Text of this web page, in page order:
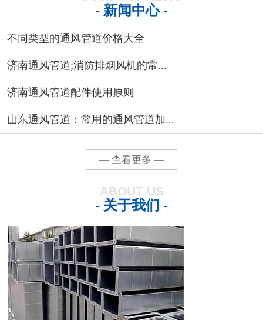
- 新闻中心 -
不同类型的通风管道价格大全
济南通风管道;消防排烟风机的常...
济南通风管道配件使用原则
山东通风管道：常用的通风管道加...
— 查看更多 —
ABOUT US
- 关于我们 -